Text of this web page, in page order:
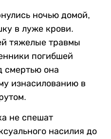
ночью домой,
в луже крови.
тяжелые травмы
погибшей
смертью она
изнасилованию в
не спешат
насилия до